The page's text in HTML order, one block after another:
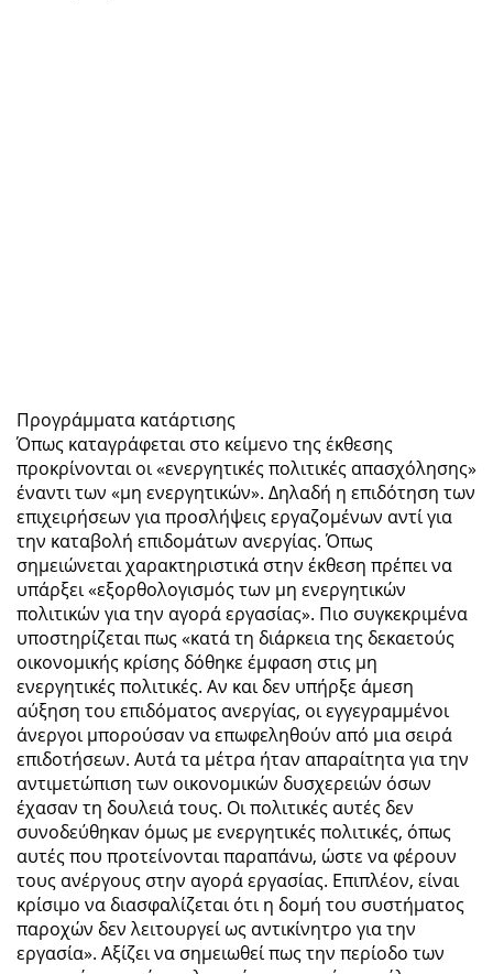
Προγράμματα κατάρτισης
Όπως καταγράφεται στο κείμενο της έκθεσης
προκρίνονται οι «ενεργητικές πολιτικές απασχόλησης»
έναντι των «μη ενεργητικών». Δηλαδή η επιδότηση των
επιχειρήσεων για προσλήψεις εργαζομένων αντί για
την καταβολή επιδομάτων ανεργίας. Όπως
σημειώνεται χαρακτηριστικά στην έκθεση πρέπει να
υπάρξει «εξορθολογισμός των μη ενεργητικών
πολιτικών για την αγορά εργασίας». Πιο συγκεκριμένα
υποστηρίζεται πως «κατά τη διάρκεια της δεκαετούς
οικονομικής κρίσης δόθηκε έμφαση στις μη
ενεργητικές πολιτικές. Αν και δεν υπήρξε άμεση
αύξηση του επιδόματος ανεργίας, οι εγγεγραμμένοι
άνεργοι μπορούσαν να επωφεληθούν από μια σειρά
επιδοτήσεων. Αυτά τα μέτρα ήταν απαραίτητα για την
αντιμετώπιση των οικονομικών δυσχερειών όσων
έχασαν τη δουλειά τους. Οι πολιτικές αυτές δεν
συνοδεύθηκαν όμως με ενεργητικές πολιτικές, όπως
αυτές που προτείνονται παραπάνω, ώστε να φέρουν
τους ανέργους στην αγορά εργασίας. Επιπλέον, είναι
κρίσιμο να διασφαλίζεται ότι η δομή του συστήματος
παροχών δεν λειτουργεί ως αντικίνητρο για την
εργασία». Αξίζει να σημειωθεί πως την περίοδο των